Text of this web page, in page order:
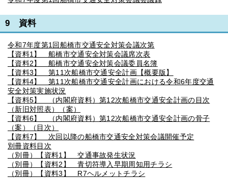
9 資料
令和7年度第1回船橋市交通安全対策会議次第
【資料1】 船橋市交通安全対策会議席次表
【資料2】 船橋市交通安全対策会議委員名簿
【資料3】 第11次船橋市交通安全計画【概要版】
【資料4】 第11次船橋市交通安全計画における令和6年度交通
安全対策実施状況
【資料5】 （内閣府資料）第12次船橋市交通安全計画の目次
（新旧対照表）（案）
【資料6】 （内閣府資料）第12次船橋市交通安全計画の骨子
（案）（目次）
【資料7】 次回以降の船橋市交通安全対策会議開催予定
別冊資料目次
（別冊）【資料1】 交通事故発生状況
（別冊）【資料2】 青切符導入早期周知用チラシ
（別冊）【資料3】 R7ヘルメットチラシ